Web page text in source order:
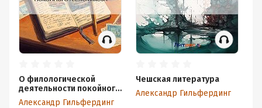
О филологической
деятельности покойного
А.С.Хомякова
Александр Гильфердинг
Чешская литература
Александр Гильфердинг